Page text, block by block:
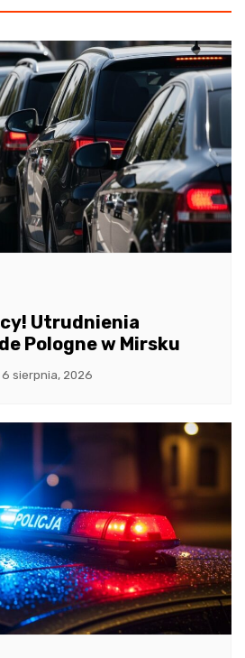
Utrudnienia
Pologne w Mirsku
6 sierpnia, 2026